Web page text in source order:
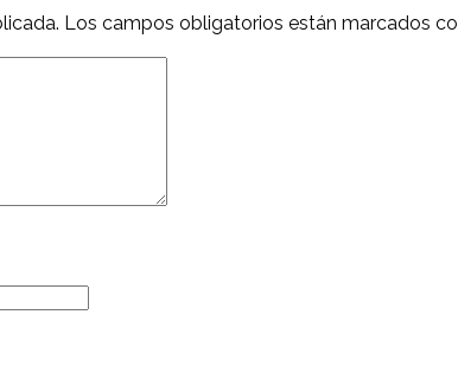
Los campos obligatorios están marcados